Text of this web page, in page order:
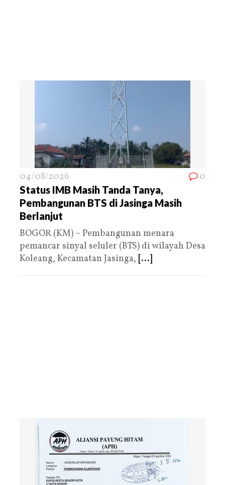
04/08/2026 0
Status IMB Masih Tanda Tanya,
Pembangunan BTS di Jasinga Masih
Berlanjut
BOGOR (KM) – Pembangunan menara
pemancar sinyal seluler (BTS) di wilayah Desa
Koleang, Kecamatan Jasinga, [...]